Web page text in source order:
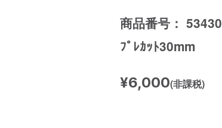
商品番号： 53430
ﾌﾟﾚｶｯﾄ30mm
¥6,000(非課税)